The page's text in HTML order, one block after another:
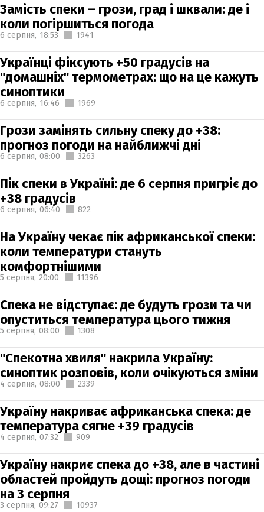
Замість спеки – грози, град і шквали: де і
коли погіршиться погода
6 серпня, 18:53 1941
Українці фіксують +50 градусів на
"домашніх" термометрах: що на це кажуть
синоптики
6 серпня, 16:46 1969
Грози замінять сильну спеку до +38:
прогноз погоди на найближчі дні
6 серпня, 08:00 3263
Пік спеки в Україні: де 6 серпня пригріє до
+38 градусів
6 серпня, 06:40 822
На Україну чекає пік африканської спеки:
коли температури стануть
комфортнішими
5 серпня, 20:00 11396
Спека не відступає: де будуть грози та чи
опуститься температура цього тижня
5 серпня, 08:00 1308
"Спекотна хвиля" накрила Україну:
синоптик розповів, коли очікуються зміни
4 серпня, 08:00 2339
Україну накриває африканська спека: де
температура сягне +39 градусів
4 серпня, 07:32 909
Україну накриє спека до +38, але в частині
областей пройдуть дощі: прогноз погоди
на 3 серпня
3 серпня, 09:27 10937